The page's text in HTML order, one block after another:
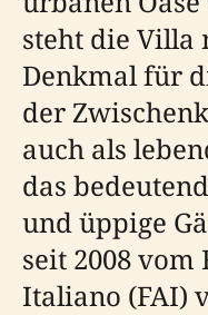
steht die Villa
Denkmal für
der
auch als
das
und üppige
seit 2008
Italiano (FAI)